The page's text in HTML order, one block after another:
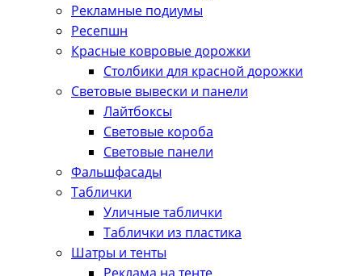
Рекламные подиумы
Ресепшн
Красные ковровые дорожки
Столбики для красной дорожки
Световые вывески и панели
Лайтбоксы
Световые короба
Световые панели
Фальшфасады
Таблички
Уличные таблички
Таблички из пластика
Шатры и тенты